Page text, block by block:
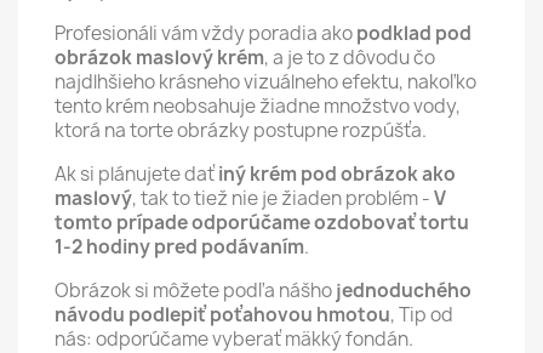
Profesionáli vám vždy poradia akopodklad pod
obrázok maslový krém, a je to z dôvodu čo
najdlhšieho krásneho vizuálneho efektu, nakoľko
tento krém neobsahuje žiadne množstvo vody,
ktorá na torte obrázky postupne rozpúšťa.
Ak si plánujete daťiný krém pod obrázok ako
maslový, tak to tiež nie je žiaden problém -V
tomto prípade odporúčame ozdobovať tortu
1-2 hodiny pred podávaním.
Obrázok si môžete podľa nášhojednoduchého
návodu podlepiť poťahovou hmotou, Tip od
nás: odporúčame vyberať mäkký fondán.